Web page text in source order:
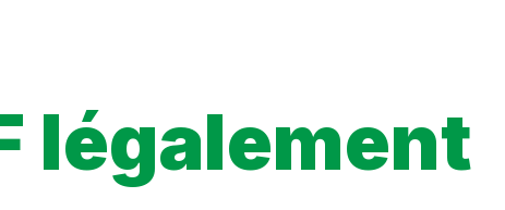
légalement